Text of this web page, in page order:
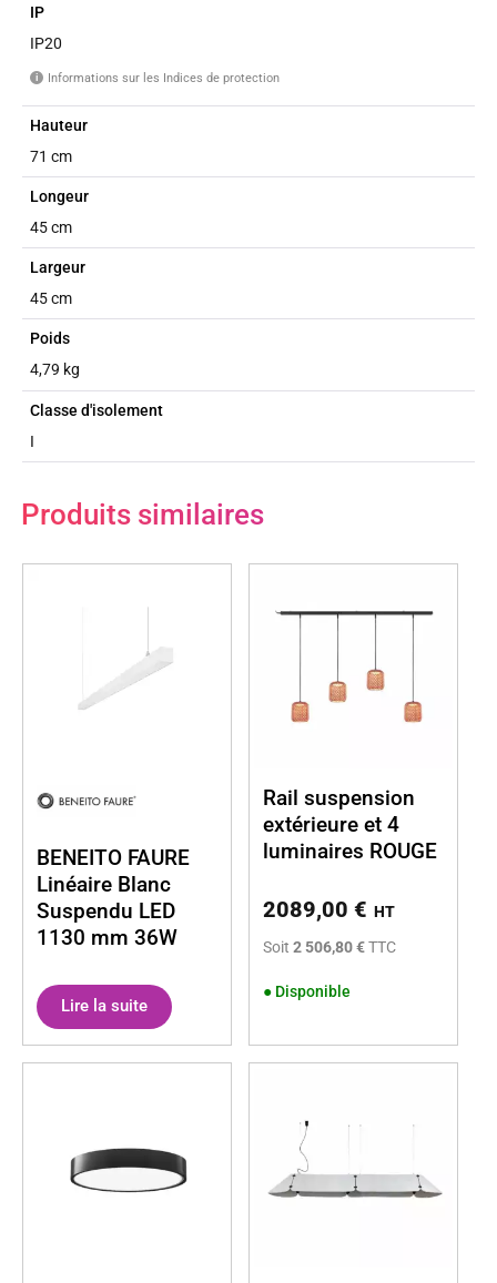
IP
IP20
i Informations sur les Indices de protection
Hauteur
71 cm
Longeur
45 cm
Largeur
45 cm
Poids
4,79 kg
Classe d'isolement
I
Produits similaires
BENEITO FAURE
Linéaire Blanc
Suspendu LED
1130 mm 36W
Lire la suite
Rail suspension
extérieure et 4
luminaires ROUGE
2089,00 € HT
Soit 2 506,80 €TTC
● Disponible